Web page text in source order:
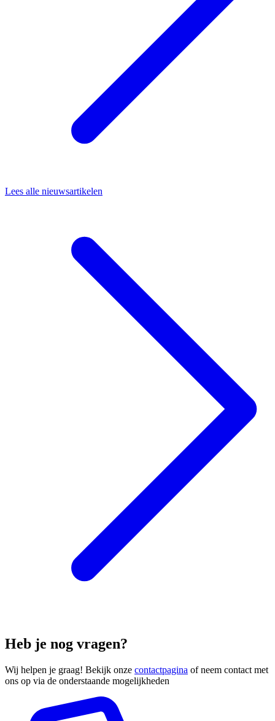
Lees alle nieuwsartikelen
Heb je nog vragen?
Wij helpen je graag! Bekijk onze contactpagina of neem contact met
ons op via de onderstaande mogelijkheden